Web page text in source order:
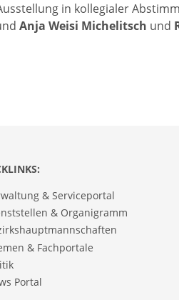
in kollegialer
Anja Weisi Michelitsch und
& Serviceportal
& Organigramm
& Fachportale
Portal